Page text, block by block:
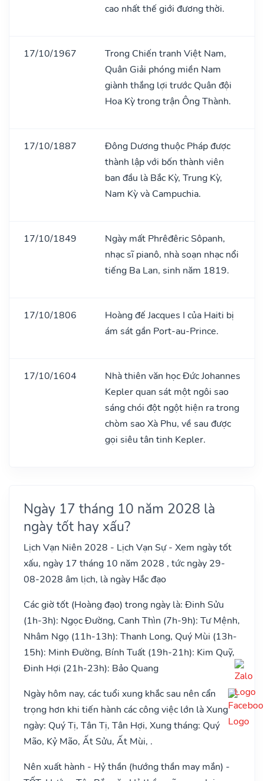
cao nhất thế giới đương thời.
17/10/1967
Trong Chiến tranh Việt Nam,
Quân Giải phóng miền Nam
giành thắng lợi trước Quân đội
Hoa Kỳ trong trận Ông Thành.
17/10/1887
Đông Dương thuộc Pháp được
thành lập với bốn thành viên
ban đầu là Bắc Kỳ, Trung Kỳ,
Nam Kỳ và Campuchia.
17/10/1849
Ngày mất Phrêđêric Sôpanh,
nhạc sĩ pianô, nhà soạn nhạc nổi
tiếng Ba Lan, sinh năm 1819.
17/10/1806
Hoàng đế Jacques I của Haiti bị
ám sát gần Port-au-Prince.
17/10/1604
Nhà thiên văn học Đức Johannes
Kepler quan sát một ngôi sao
sáng chói đột ngột hiện ra trong
chòm sao Xà Phu, về sau được
gọi siêu tân tinh Kepler.
Ngày 17 tháng 10 năm 2028 là
ngày tốt hay xấu?
Lịch Vạn Niên 2028 - Lịch Vạn Sự - Xem ngày tốt
xấu, ngày 17 tháng 10 năm 2028 , tức ngày 29-
08-2028 âm lịch, là ngày Hắc đạo
Các giờ tốt (Hoàng đạo) trong ngày là: Đinh Sửu
(1h-3h): Ngọc Đường, Canh Thìn (7h-9h): Tư Mệnh,
Nhâm Ngọ (11h-13h): Thanh Long, Quý Mùi (13h-
15h): Minh Đường, Bính Tuất (19h-21h): Kim Quỹ,
Đinh Hợi (21h-23h): Bảo Quang
Ngày hôm nay, các tuổi xung khắc sau nên cẩn
trọng hơn khi tiến hành các công việc lớn là Xung
ngày: Quý Tị, Tân Tị, Tân Hợi, Xung tháng: Quý
Mão, Kỷ Mão, Ất Sửu, Ất Mùi, .
Nên xuất hành - Hỷ thần (hướng thần may mắn) -